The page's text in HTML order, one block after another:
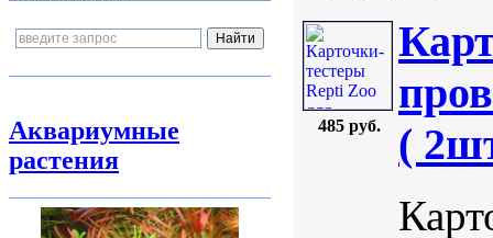
Аквариумные
растения
485 руб.
(